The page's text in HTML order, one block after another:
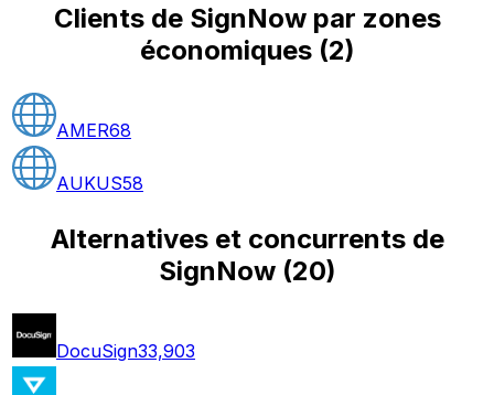
Clients de SignNow par zones
économiques(2)
AMER68
AUKUS58
Alternatives et concurrents de
SignNow(20)
DocuSign33,903